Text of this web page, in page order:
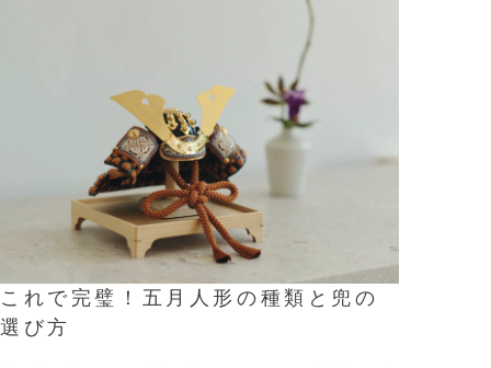
これで完璧！五月人形の種類と兜の
選び方